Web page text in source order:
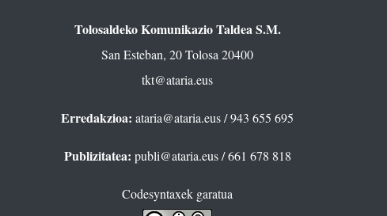
Tolosaldeko Komunikazio Taldea S.M.
San Esteban, 20 Tolosa 20400
tkt@ataria.eus
Erredakzioa: ataria@ataria.eus/ 943 655 695
Publizitatea: publi@ataria.eus/ 661 678 818
Codesyntaxek garatua